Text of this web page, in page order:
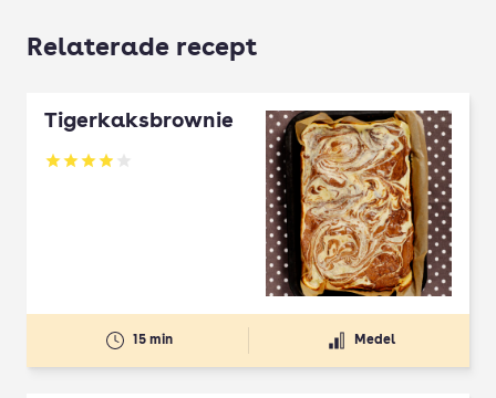
Relaterade recept
Tigerkaksbrownie
Betyg: 3.97 av 5
15 min Medel